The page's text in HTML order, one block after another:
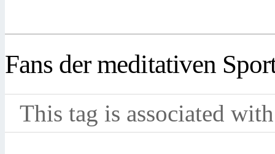
Fans der meditativen
This tag is associated